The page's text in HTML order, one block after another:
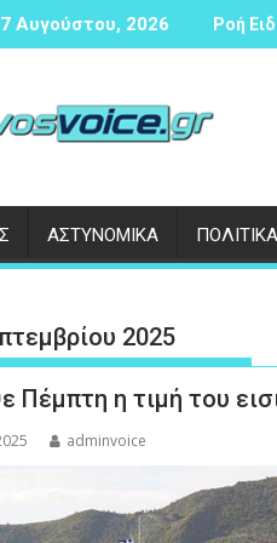
Αυγούστου, 2026 Ροή
23χρονου ημεδαπού για
ΑΣΤΥΝΟΜΙΚΑ ΠΟΛΙΤΙΚΑ
2025
Πέμπτη η τιμή του
adminvoice